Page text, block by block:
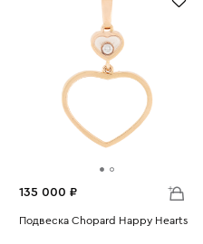
135 000 ₽
Подвеска Chopard Happy Hearts